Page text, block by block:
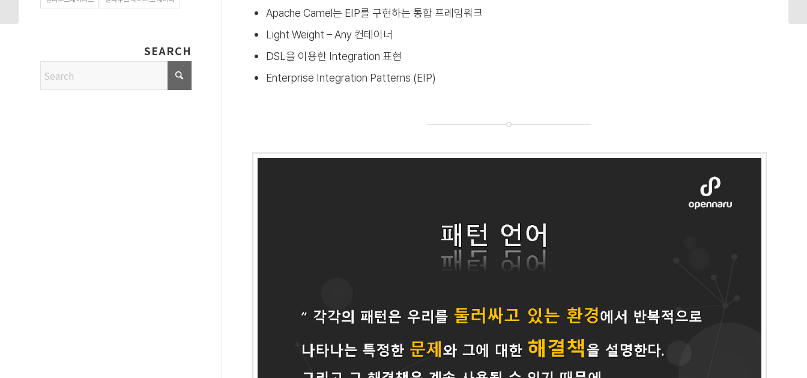
Apache Camel는 EIP를 구현하는 통합 프레임워크
Light Weight – Any 컨테이너
DSL을 이용한 Integration 표현
Enterprise Integration Patterns (EIP)
SEARCH
운영에...